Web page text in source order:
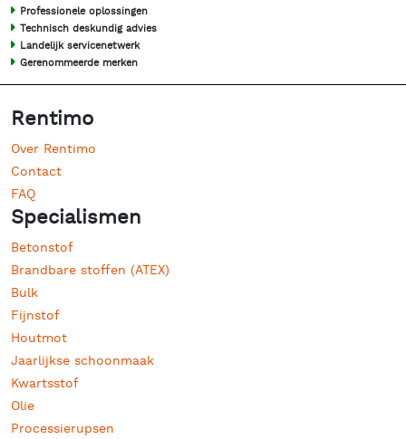
Professionele oplossingen
Technisch deskundig advies
Landelijk servicenetwerk
Gerenommeerde merken
Rentimo
Over Rentimo
Contact
FAQ
Specialismen
Betonstof
Brandbare stoffen (ATEX)
Bulk
Fijnstof
Houtmot
Jaarlijkse schoonmaak
Kwartsstof
Olie
Processierupsen